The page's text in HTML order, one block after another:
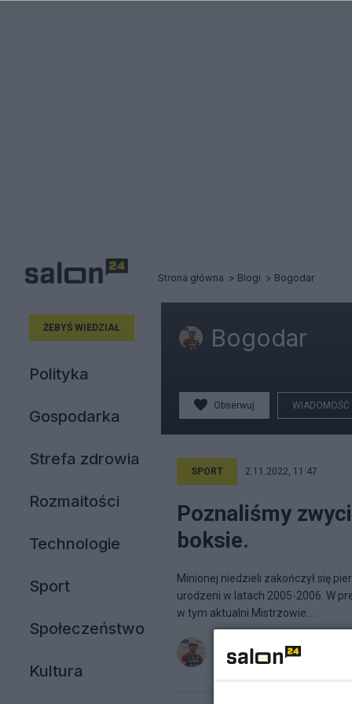
Strona główna Blogi Bogodar
ŻEBYŚ WIEDZIAŁ
Polityka
Gospodarka
Strefa zdrowia
Rozmaitości
Technologie
Sport
Społeczeństwo
Kultura
Bogodar
Obserwuj WIADOMOŚĆ
SPORT 2.11.2022, 11:47
Poznaliśmy
boksie.
Minionej niedzieli zakończył się
urodzeni w latach 2005-2006. W
w tym aktualni Mistrzowie...
Bogodar na bloguNa